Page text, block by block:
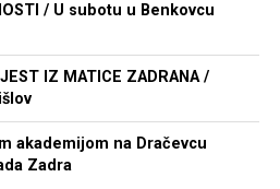
/ U subotu u Benkovcu
IZ MATICE ZADRANA /
akademijom na Dračevcu
Zadra